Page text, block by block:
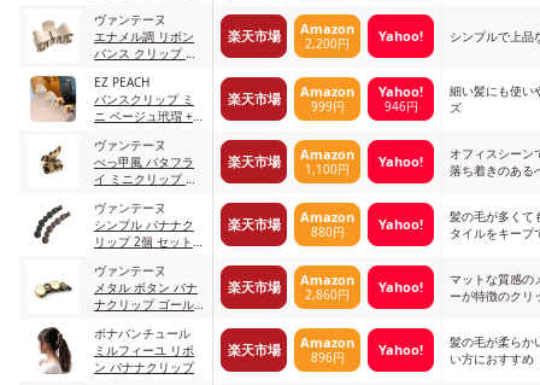
ヴァンテーヌ
エナメル調 リボン
バンス クリップ ア
楽天市場 Amazon
2,200円 Yahoo! シンプルで上品
EZ PEACH
バンスクリップ ミ
ニ ベージュ玳瑁 +
楽天市場 Amazon
999円
Yahoo!
946円
細い髪にも使い
ズ
ヴァンテーヌ
べっ甲風 バタフラ
イ ミニクリップ ベ
楽天市場 Amazon
1,100円 Yahoo!
オフィスシーン
落ち着きのある
ヴァンテーヌ
シンプル バナナク
リップ 2個 セット
ク）×サークル（ブ
ラウン）
楽天市場 Amazon
880円 Yahoo!
髪の毛が多くて
タイルをキープ
ヴァンテーヌ
メタル ボタン バナ
ナクリップ ゴール
楽天市場 Amazon
2,860円 Yahoo!
マットな質感の
ーが特徴のクリ
ボナバンチュール
ミルフィーユ リボ
ン バナナクリップ
楽天市場 Amazon
896円 Yahoo!
髪の毛が柔らか
い方におすすめ